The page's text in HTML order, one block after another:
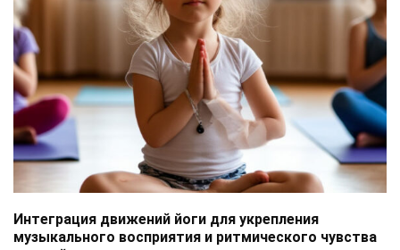
Интеграция движений йоги для укрепления
музыкального восприятия и ритмического чувства